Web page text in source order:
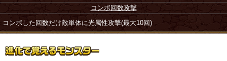
コンボ回数攻撃
コンボした回数だけ敵単体に光属性攻撃(最大10回)